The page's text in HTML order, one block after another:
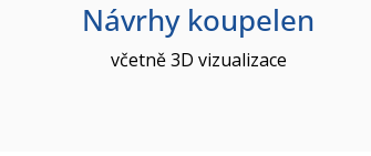
Návrhy koupelen
včetně 3D vizualizace